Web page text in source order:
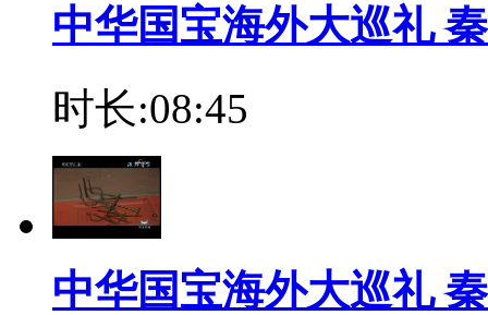
中华国宝海外大巡礼
时长:08:45
中华国宝海外大巡礼